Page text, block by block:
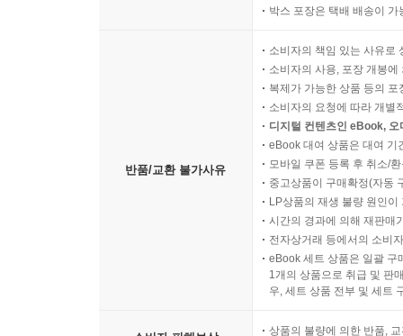
박스 포장은 택배 배송이
반품/교환 불가사유
소비자의 책임 있는 사유로
소비자의 사용, 포장 개봉
복제가 가능한 상품 등의
소비자의 요청에 따라 개별
디지털 컨텐츠인 eBook,
eBook 대여 상품은 대여 기
모바일 쿠폰 등록 후 취소/
중고상품이 구매확정(자동
LP상품의 재생 불량 원인
시간의 경과에 의해 재판매
전자상거래 등에서의 소비
eBook 세트 상품은 일괄 구
1개의 상품으로 취급 및 판
우, 세트 상품 전부 및 세트
상품의 불량에 의한 반품,